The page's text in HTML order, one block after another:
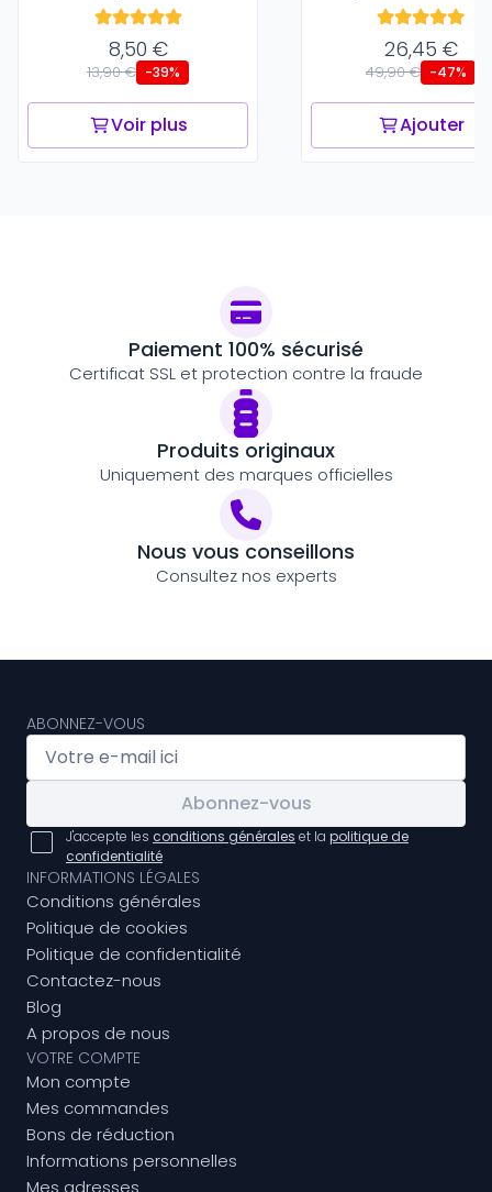
8,50 €
13,90 € -39%
Voir plus
26,45 €
49,90 € -47%
Ajouter
Paiement 100% sécurisé
Certificat SSL et protection contre la fraude
Produits originaux
Uniquement des marques officielles
Nous vous conseillons
Consultez nos experts
ABONNEZ-VOUS
Abonnez-vous
J'accepte les conditions générales et la politique de
confidentialité
INFORMATIONS LÉGALES
Conditions générales
Politique de cookies
Politique de confidentialité
Contactez-nous
Blog
A propos de nous
VOTRE COMPTE
Mon compte
Mes commandes
Bons de réduction
Informations personnelles
Mes adresses